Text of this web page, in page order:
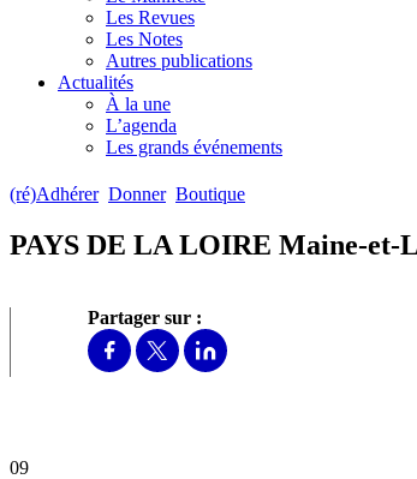
Les Revues
Les Notes
Autres publications
Actualités
À la une
L’agenda
Les grands événements
(ré)Adhérer Donner Boutique
PAYS DE LA LOIRE Maine-et-
Partager sur :
09